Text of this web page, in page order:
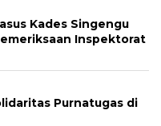
Kades Singengu
Inspektorat
Purnatugas di